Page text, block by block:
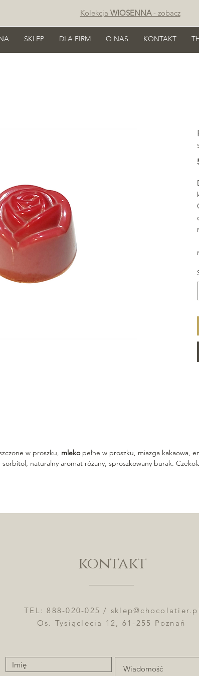
Kolekcja WIOSENNA- zobacz
SKLEP DLA FIRM O NAS KONTAKT
w proszku, mleko pełne w proszku, miazga kakaowa,
sorbitol, naturalny aromat różany, sproszkowany burak.
kontakt
TEL: 888-020-025 /
Os. Tysiąclecia 12, 61-255 Poznań